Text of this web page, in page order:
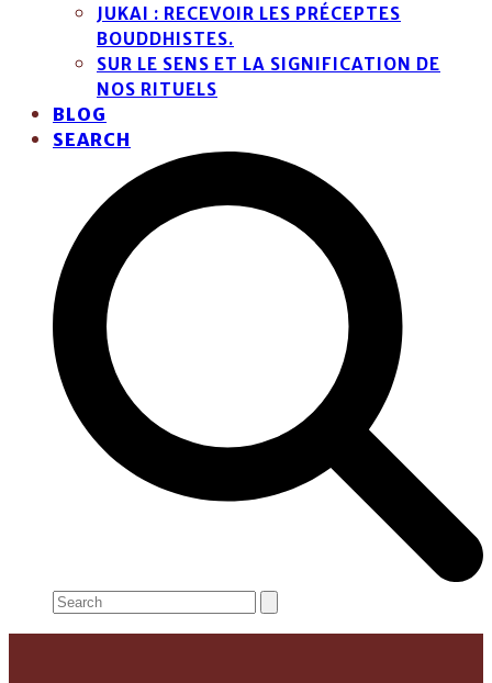
JUKAI : RECEVOIR LES PRÉCEPTES
BOUDDHISTES.
SUR LE SENS ET LA SIGNIFICATION DE
NOS RITUELS
BLOG
SEARCH
Search